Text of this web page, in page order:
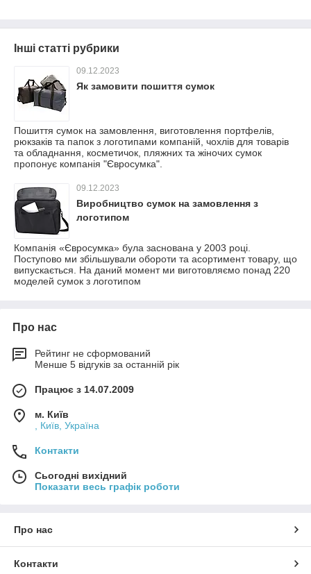
Інші статті рубрики
09.12.2023
Як замовити пошиття сумок
Пошиття сумок на замовлення, виготовлення портфелів,
рюкзаків та папок з логотипами компаній, чохлів для товарів
та обладнання, косметичок, пляжних та жіночих сумок
пропонує компанія "Євросумка".
09.12.2023
Виробництво сумок на замовлення з
логотипом
Компанія «Євросумка» була заснована у 2003 році.
Поступово ми збільшували обороти та асортимент товару, що
випускається. На даний момент ми виготовляємо понад 220
моделей сумок з логотипом
Про нас
Рейтинг не сформований
Менше 5 відгуків за останній рік
Працює з 14.07.2009
м. Київ
, Київ, Україна
Контакти
Сьогодні вихідний
Показати весь графік роботи
Про нас
Контакти